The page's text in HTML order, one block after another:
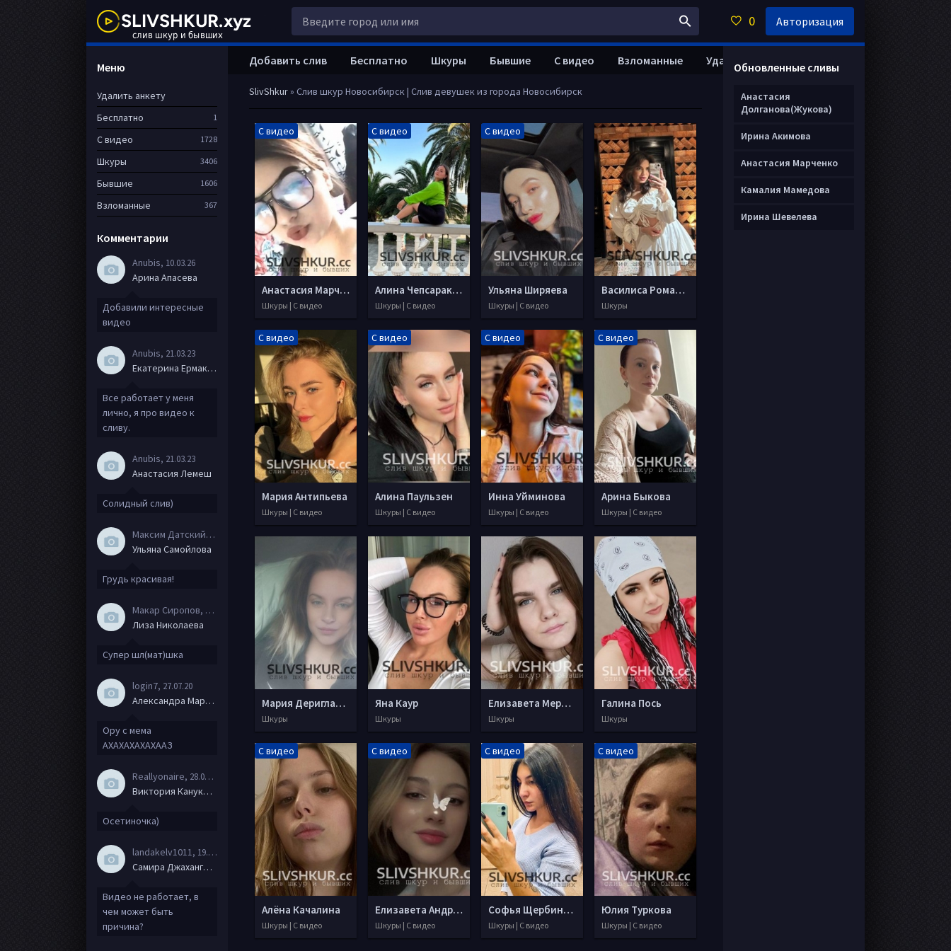
SlivShkur» Слив шкур Новосибирск | Слив девушек из города Новосибирск
С видео
Анастасия Марченко
Шкуры | С видео
С видео
Алина Чепсаракова
Шкуры | С видео
С видео
Ульяна Ширяева
Шкуры | С видео
Василиса Романова
Шкуры
С видео
Мария Антипьева
Шкуры | С видео
С видео
Алина Паульзен
Шкуры | С видео
С видео
Инна Уйминова
Шкуры | С видео
С видео
Арина Быкова
Шкуры | С видео
Мария Дериглазова
Шкуры
Яна Каур
Шкуры
Елизавета Меркушева
Шкуры
Галина Пось
Шкуры
С видео
Алёна Качалина
Шкуры | С видео
С видео
Елизавета Андреева
Шкуры | С видео
С видео
Софья Щербинина
Шкуры | С видео
С видео
Юлия Туркова
Шкуры | С видео
Добавить слив Бесплатно Шкуры Бывшие С видео Взломанные Удалить анкету
Меню
Удалить анкету
Бесплатно
1
С видео 1728
Шкуры 3406
Бывшие 1606
Взломанные 367
Комментарии
Anubis, 10.03.26
Арина Апасева
Добавили интересные
видео
Anubis, 21.03.23
Екатерина Ермакова
Все работает у меня
лично, я про видео к
сливу.
Anubis, 21.03.23
Анастасия Лемеш
Солидный слив)
Максим Датский
, 15.08.20
Ульяна Самойлова
Грудь красивая!
Макар Сиропов, 08.08.20
Лиза Николаева
Супер шл(мат)шка
login7, 27.07.20
Александра Маркова
Ору с мема
АХАХАХАХАХААЗ
Reallyonaire, 28.06.20
Виктория Канукова
Осетиночка)
landakelv1011 , 19.06.20
Самира Джахангирова
Видео не работает, в
чем может быть
причина?
Обновленные сливы
Анастасия
Долганова(Жукова)
Ирина Акимова
Анастасия Марченко
Камалия Мамедова
Ирина Шевелева
0 Авторизация